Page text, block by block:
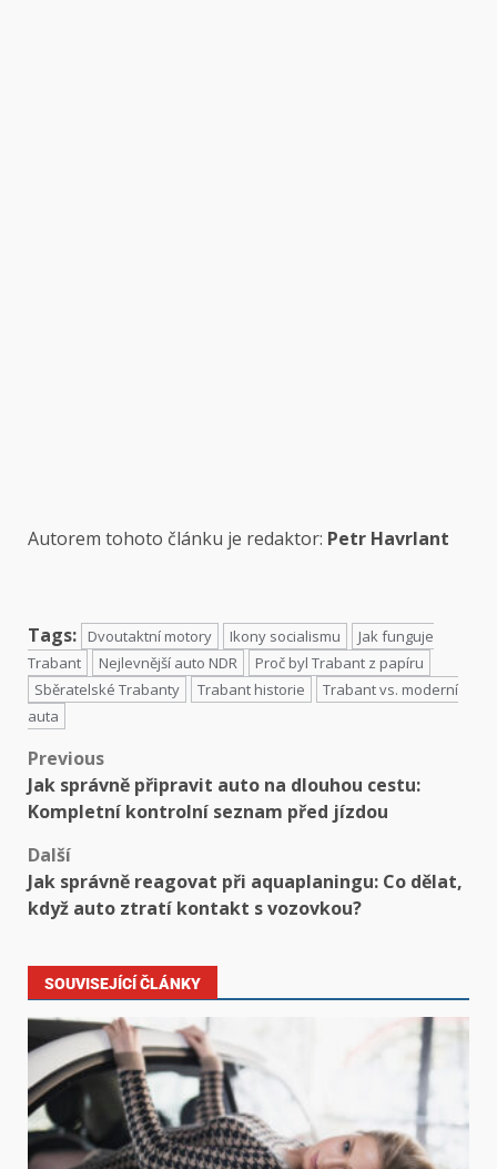
Autorem tohoto článku je redaktor: Petr Havrlant
Tags: Dvoutaktní motory Ikony socialismu
Jak funguje
Trabant
Nejlevnější auto NDR
Proč byl Trabant z papíru
Sběratelské Trabanty
Trabant historie
Trabant vs. moderní
auta
Previous
Jak správně připravit auto na dlouhou cestu:
Kompletní kontrolní seznam před jízdou
Další
Jak správně reagovat při aquaplaningu: Co dělat,
když auto ztratí kontakt s vozovkou?
SOUVISEJÍCÍ ČLÁNKY